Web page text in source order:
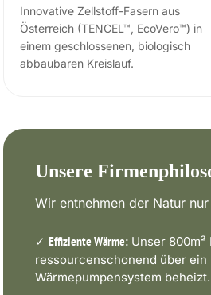
Innovative Zellstoff-Fasern aus
Österreich (TENCEL™, EcoVero™) in
einem geschlossenen, biologisch
abbaubaren Kreislauf.
Unsere
Wir entnehmen der Natur
✓ Effiziente Wärme: Unser 800m²
ressourcenschonend über ein
Wärmepumpensystem beheizt.